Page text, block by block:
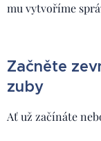
mu vytvoříme
Začněte
zuby
Ať už začínáte